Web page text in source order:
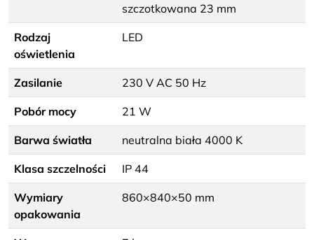
szczotkowana 23 mm
Rodzaj
oświetlenia
LED
Zasilanie 230 V AC 50 Hz
Pobór mocy 21 W
Barwa światła neutralna biała 4000 K
Klasa szczelności IP 44
Wymiary
opakowania
860×840×50 mm